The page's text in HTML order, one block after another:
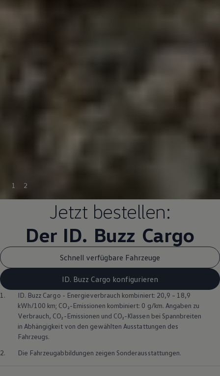
1 2
Jetzt bestellen:
Der ID. Buzz Cargo
Schnell verfügbare Fahrzeuge
ID. Buzz Cargo konfigurieren
1. ID. Buzz Cargo - Energieverbrauch kombiniert: 20,9 – 18,9
kWh/100 km; CO₂-Emissionen kombiniert: 0 g/km. Angaben zu
Verbrauch, CO₂-Emissionen und CO₂-Klassen bei Spannbreiten
in Abhängigkeit von den gewählten Ausstattungen des
Fahrzeugs.
2.
Die Fahrzeugabbildungen zeigen Sonderausstattungen.